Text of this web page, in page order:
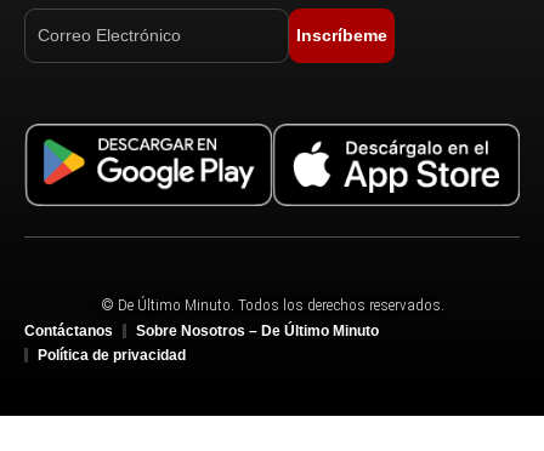
Inscríbeme
© De Último Minuto. Todos los derechos reservados.
Contáctanos
Sobre Nosotros – De Último Minuto
Política de privacidad